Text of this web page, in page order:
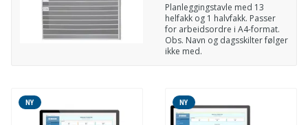
Planleggingstavle med 13
helfakk og 1 halvfakk. Passer
for arbeidsordre i A4-format.
Obs. Navn og dagsskilter følger
ikke med.
NY NY